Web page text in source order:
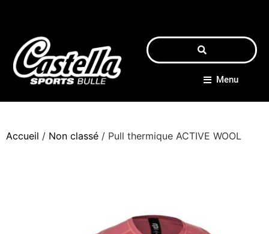
Menu
Accueil / Non classé / Pull thermique ACTIVE WOOL